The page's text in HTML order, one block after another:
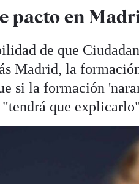
pacto en
de que
Madrid, la
si la formación
que